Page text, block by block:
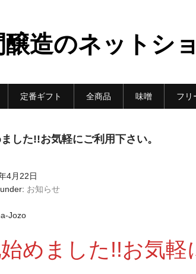
醸造のネットシ
定番ギフト 全商品 味噌 フリ
した!!お気軽にご利用下さい。
4月22日
お知らせ
Jozo
めました!!お気軽